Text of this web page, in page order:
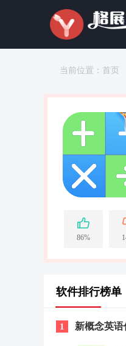
当前位置： 首页
86%
软件排行榜单
1 新概念英语